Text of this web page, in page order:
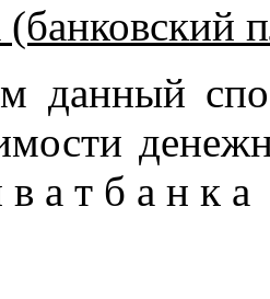
данный
а т б а н к